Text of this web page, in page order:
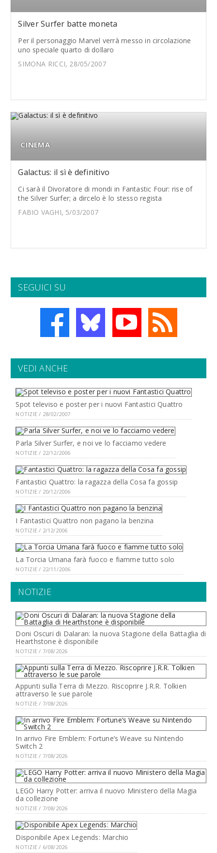
Silver Surfer batte moneta
Per il personaggio Marvel verrà messo in circolazione
uno speciale quarto di dollaro
SIMONA RICCI, 28/05/2007
CINEMA
Galactus: il sì è definitivo
Ci sarà il Divoratore di mondi in Fantastic Four: rise of
the Silver Surfer; a dircelo è lo stesso regista
FABIO VAGHI, 5/03/2007
SEGUICI SU
VEDI ANCHE
Spot televiso e poster per i nuovi Fantastici Quattro
NOTIZIE / 28/02/2007
Parla Silver Surfer, e noi ve lo facciamo vedere
NOTIZIE / 22/12/2006
Fantastici Quattro: la ragazza della Cosa fa gossip
NOTIZIE / 20/12/2006
I Fantastici Quattro non pagano la benzina
NOTIZIE / 2/12/2006
La Torcia Umana farà fuoco e fiamme tutto solo
NOTIZIE / 22/11/2006
NOTIZIE
Doni Oscuri di Dalaran: la nuova Stagione della Battaglia di
Hearthstone è disponibile
NOTIZIE / 7/08/2026
Appunti sulla Terra di Mezzo. Riscoprire J.R.R. Tolkien
attraverso le sue parole
NOTIZIE / 7/08/2026
In arrivo Fire Emblem: Fortune’s Weave su Nintendo
Switch 2
NOTIZIE / 7/08/2026
LEGO Harry Potter: arriva il nuovo Ministero della Magia
da collezione
NOTIZIE / 7/08/2026
Disponibile Apex Legends: Marchio
NOTIZIE / 6/08/2026